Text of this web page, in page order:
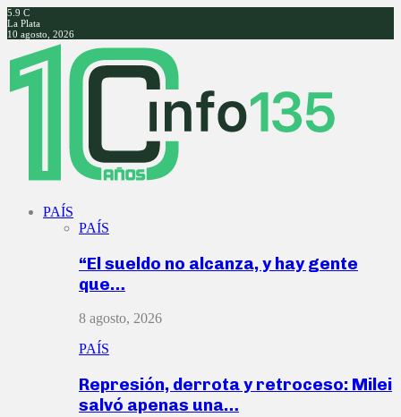
5.9 C
La Plata
10 agosto, 2026
Facebook
Twitter
Instagram
Youtube
PAÍS
PAÍS
“El sueldo no alcanza, y hay gente
que…
8 agosto, 2026
PAÍS
Represión, derrota y retroceso: Milei
salvó apenas una…